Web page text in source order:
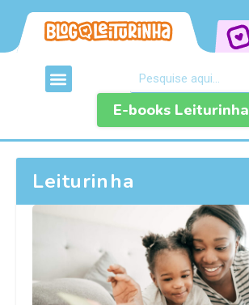
E-books Leiturinha
Leiturinha